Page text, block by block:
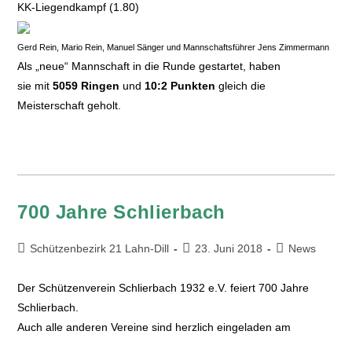
KK-Liegendkampf (1.80)
Gerd Rein, Mario Rein, Manuel Sänger und Mannschaftsführer Jens Zimmermann
Als „neue“ Mannschaft in die Runde gestartet, haben
sie mit5059 Ringen und 10:2 Punkten gleich die
Meisterschaft geholt.
700 Jahre Schlierbach
Schützenbezirk 21 Lahn-Dill 23. Juni 2018 News
Der Schützenverein Schlierbach 1932 e.V. feiert 700 Jahre
Schlierbach.
Auch alle anderen Vereine sind herzlich eingeladen am